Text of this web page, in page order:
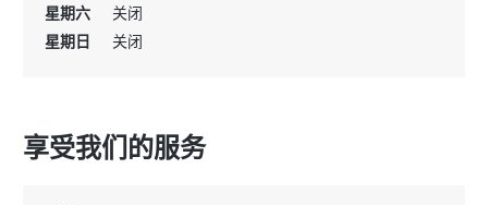
星期六
关闭
星期日
关闭
享受我们的服务